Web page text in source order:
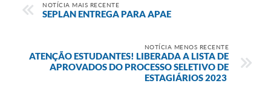
NOTÍCIA MAIS RECENTE
SEPLAN ENTREGA PARA APAE
NOTÍCIA MENOS RECENTE
ATENÇÃO ESTUDANTES! LIBERADA A LISTA DE
APROVADOS DO PROCESSO SELETIVO DE
ESTAGIÁRIOS 2023